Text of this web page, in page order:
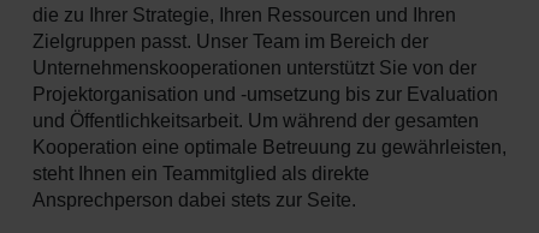
die zu Ihrer Strategie, Ihren Ressourcen und Ihren
Zielgruppen passt. Unser Team im Bereich der
Unternehmenskooperationen unterstützt Sie von der
Projektorganisation und -umsetzung bis zur Evaluation
und Öffentlichkeitsarbeit. Um während der gesamten
Kooperation eine optimale Betreuung zu gewährleisten,
steht Ihnen ein Teammitglied als direkte
Ansprechperson dabei stets zur Seite.